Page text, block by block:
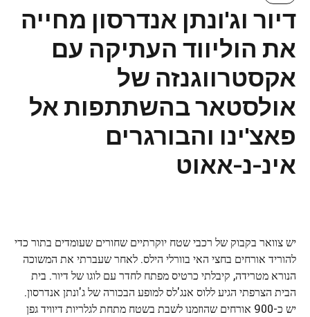
דיור וג'ונתן אנדרסון מחייה
את הוליווד העתיקה עם
אקסטרווגנזה של
אולסטאר בהשתתפות אל
פאצ'ינו והבורגרים
אינ-נ-אאוט
יש צוואר בקבוק של רכבי שטח יוקרתיים שחורים שעומדים בתור כדי
להוריד אורחים בחצי האי בוורלי הילס. לאחר שעברתי את המשוכה
הנורא מטרידה, קיבלתי כרטיס מפתח לחדר עם לוגו של דיור. בית
הבית הצרפתי הגיע ללוס אנג'לס למופע הבכורה של ג'ונתן אנדרסון.
יש כ-900 אורחים שהוזמנו לשבת בשטח מתחת לגלריות דיוויד גפן